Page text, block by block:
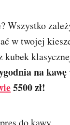
Wszystko
w twojej
kubek
na kawę
5500 zł!